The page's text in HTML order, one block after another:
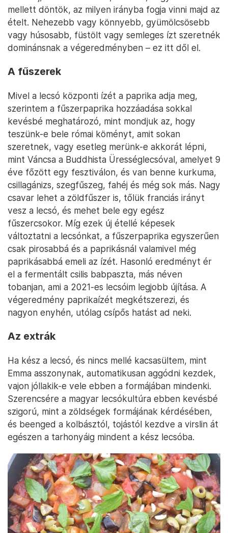
mellett döntök, az milyen irányba fogja vinni majd az
ételt. Nehezebb vagy könnyebb, gyümölcsösebb
vagy húsosabb, füstölt vagy semleges ízt szeretnék
dominánsnak a végeredményben – ez itt dől el.
A fűszerek
Mivel a lecsó központi ízét a paprika adja meg,
szerintem a fűszerpaprika hozzáadása sokkal
kevésbé meghatározó, mint mondjuk az, hogy
teszünk-e bele római köményt, amit sokan
szeretnek, vagy esetleg merünk-e akkorát lépni,
mint Váncsa a Buddhista Ürességlecsóval, amelyet 9
éve főzött egy fesztiválon, és van benne kurkuma,
csillagánizs, szegfűszeg, fahéj és még sok más. Nagy
csavar lehet a zöldfűszer is, tőlük franciás irányt
vesz a lecsó, és mehet bele egy egész
fűszercsokor. Míg ezek új étellé képesek
változtatni a lecsónkat, a fűszerpaprika egyszerűen
csak pirosabbá és a paprikásnál valamivel még
paprikásabbá emeli az ízét. Hasonló eredményt ér
el a fermentált csilis babpaszta, más néven
tobanjan, ami a 2021-es lecsóim legjobb újítása. A
végeredmény paprikaízét megkétszerezi, és
nagyon enyhén, utólag csípős hatást ad neki.
Az extrák
Ha kész a lecsó, és nincs mellé kacsasültem, mint
Emma asszonynak, automatikusan aggódni kezdek,
vajon jóllakik-e vele ebben a formájában mindenki.
Szerencsére a magyar lecsókultúra ebben kevésbé
szigorú, mint a zöldségek formájának kérdésében,
és beenged a kolbásztól, tojástól kezdve a virslin át
egészen a tarhonyáig mindent a kész lecsóba.